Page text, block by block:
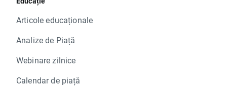
Articole educaționale
Analize de Piață
Webinare zilnice
Calendar de piață